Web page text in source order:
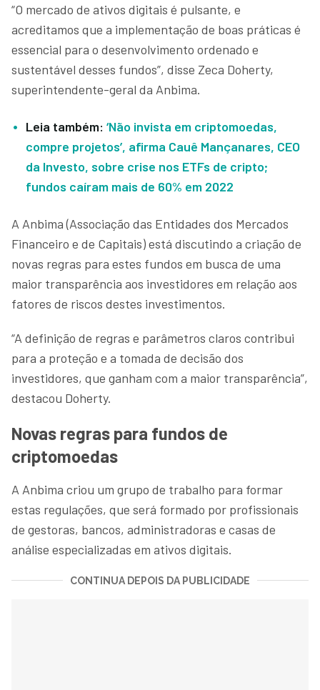
“O mercado de ativos digitais é pulsante, e
acreditamos que a implementação de boas práticas é
essencial para o desenvolvimento ordenado e
sustentável desses fundos”, disse Zeca Doherty,
superintendente-geral da Anbima.
Leia também: ‘Não invista em criptomoedas,
compre projetos’, afirma Cauê Mançanares, CEO
da Investo, sobre crise nos ETFs de cripto;
fundos caíram mais de 60% em 2022
A Anbima (Associação das Entidades dos Mercados
Financeiro e de Capitais) está discutindo a criação de
novas regras para estes fundos em busca de uma
maior transparência aos investidores em relação aos
fatores de riscos destes investimentos.
“A definição de regras e parâmetros claros contribui
para a proteção e a tomada de decisão dos
investidores, que ganham com a maior transparência”,
destacou Doherty.
Novas regras para fundos de
criptomoedas
A Anbima criou um grupo de trabalho para formar
estas regulações, que será formado por profissionais
de gestoras, bancos, administradoras e casas de
análise especializadas em ativos digitais.
CONTINUA DEPOIS DA PUBLICIDADE